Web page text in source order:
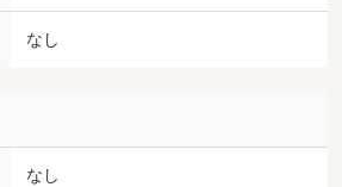
なし
なし